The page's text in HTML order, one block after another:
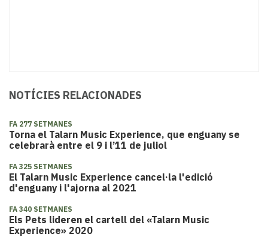
NOTÍCIES RELACIONADES
FA 277 SETMANES
Torna el Talarn Music Experience, que enguany se
celebrarà entre el 9 i l’11 de juliol
FA 325 SETMANES
El Talarn Music Experience cancel·la l'edició
d'enguany i l'ajorna al 2021
FA 340 SETMANES
Els Pets lideren el cartell del «Talarn Music
Experience» 2020